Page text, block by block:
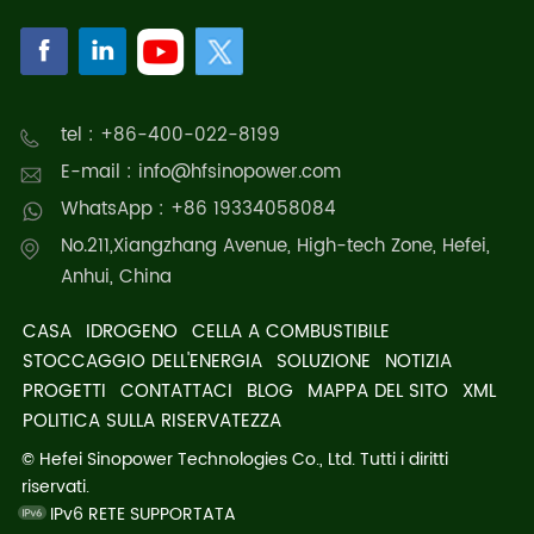
tel : +86-400-022-8199
E-mail : info@hfsinopower.com
WhatsApp : +86 19334058084
No.211,Xiangzhang Avenue, High-tech Zone, Hefei,
Anhui, China
CASA IDROGENO CELLA A COMBUSTIBILE
STOCCAGGIO DELL'ENERGIA SOLUZIONE NOTIZIA
PROGETTI CONTATTACI BLOG MAPPA DEL SITO XML
POLITICA SULLA RISERVATEZZA
© Hefei Sinopower Technologies Co., Ltd. Tutti i diritti
riservati.
IPv6 RETE SUPPORTATA